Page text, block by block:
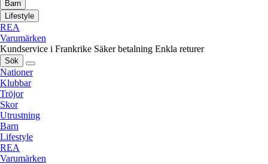
Barn
Lifestyle
REA
Varumärken
Kundservice i Frankrike Säker betalning Enkla returer
Sök
Nationer
Klubbar
Tröjor
Skor
Utrustning
Barn
Lifestyle
REA
Varumärken